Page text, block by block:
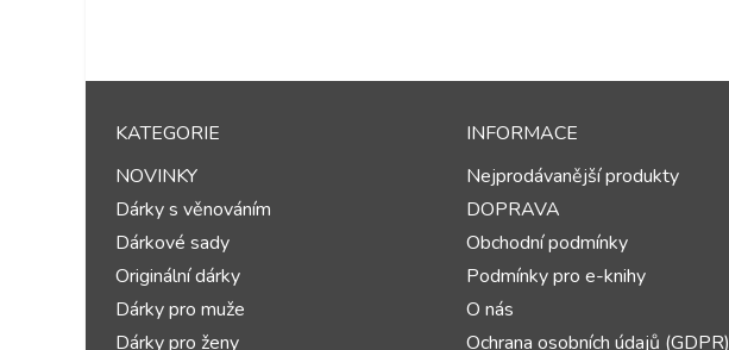
KATEGORIE
NOVINKY
Dárky s věnováním
Dárkové sady
Originální dárky
Dárky pro muže
Dárky pro ženy
INFORMACE
Nejprodávanější produkty
DOPRAVA
Obchodní podmínky
Podmínky pro e-knihy
O nás
Ochrana osobních údajů (GDPR)